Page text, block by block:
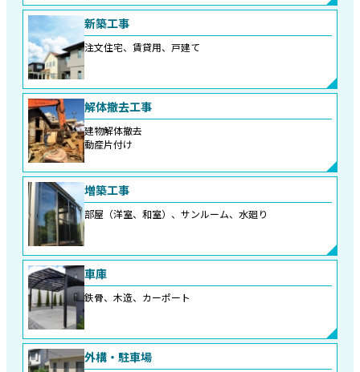
新築工事
注文住宅、賃貸用、戸建て
解体撤去工事
建物解体撤去
動産片付け
増築工事
部屋（洋室、和室）、サンルーム、水廻り
車庫
鉄骨、木造、カーポート
外構・駐車場